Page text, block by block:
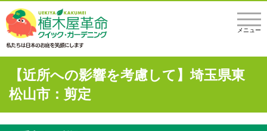
メニュー
【近所への影響を考慮して】埼玉県東
松山市：剪定